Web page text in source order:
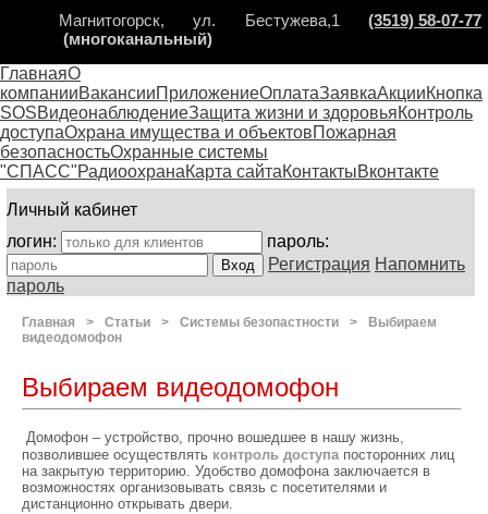
Магнитогорск, ул. Бестужева,1
(3519) 58-07-77
(многоканальный)
ГлавнаяО
компанииВакансииПриложениеОплатаЗаявкаАкцииКнопка
SOSВидеонаблюдениеЗащита жизни и здоровьяКонтроль
доступаОхрана имущества и объектовПожарная
безопасностьОхранные системы
"СПАСС"РадиоохранаКарта сайтаКонтактыВконтакте
Личный кабинет
логин:
пароль:
Регистрация Напомнить
пароль
Главная > Статьи > Системы безопастности >
Выбираем
видеодомофон
Выбираем видеодомофон
Домофон – устройство, прочно вошедшее в нашу жизнь,
позволившее осуществлять контроль доступапосторонних лиц
на закрытую территорию. Удобство домофона заключается в
возможностях организовывать связь с посетителями и
дистанционно открывать двери.